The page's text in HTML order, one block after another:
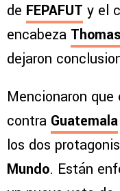
de FEPAFUT y el
encabeza
dejaron
Mencionaron que
contra Guatemala
los dos
Mundo. Están